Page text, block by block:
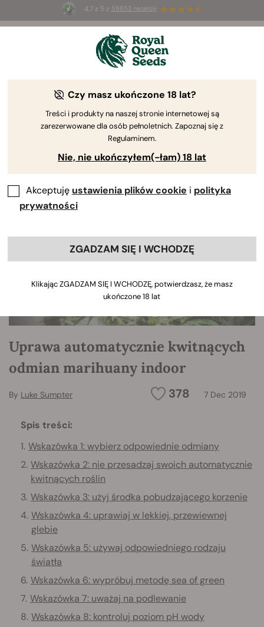
4.7 z 5 z 58653 recenzji
PROMOCJA 2x1 -ograniczona czasowo
3d 6h 5m 52s
Poradnik uprawy konopi według Royal Queen Seeds
Przewodnik po uprawie – wyszukiwarka treści
Uprawa automatycznie kwitnących
odmian marihuany indoor
378 7 Dec 2019
By Luke Sumpter
Spis treści:
Wskazówka 1: wybierz odpowiednie odmiany
Wskazówka 2: nie przesadzaj swoich automatycznie
kwitnących roślin
Wskazówka 3: użyj środka pobudzającego korzenie
Wskazówka 4: uprawiaj w lekkiej, przewiewnej
glebie
Wskazówka 5: używaj odpowiedniego rodzaju
światła
Wskazówka 6: wypróbuj metodę sea of green
Wskazówka 7: uważaj na podlewanie
Wskazówka 8: kontroluj poziom pH wody
Czy masz ukończone 18 lat?
Treści i produkty na naszej stronie internetowej są
zarezerwowane dla osób pełnoletnich. Zapoznaj się z
Regulaminem.
Nie, nie ukończyłem(-łam) 18 lat
Akceptuję ustawienia plików cookie i polityka
prywatności
ZGADZAM SIĘ I WCHODZĘ
Klikając ZGADZAM SIĘ I WCHODZĘ, potwierdzasz, że masz
ukończone 18 lat